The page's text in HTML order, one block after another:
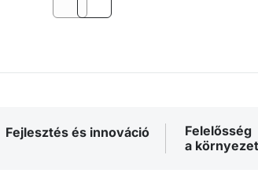
Fejlesztés és innováció
Felelősség
a